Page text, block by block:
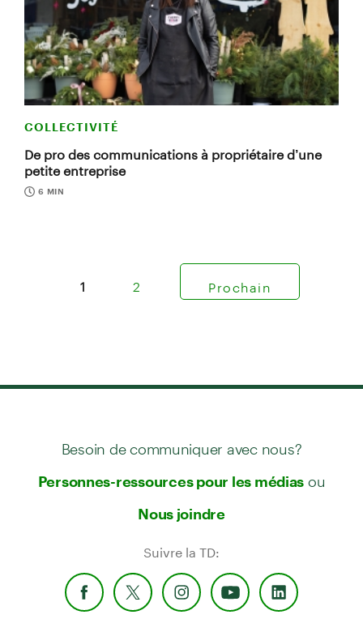
COLLECTIVITÉ
De pro des communications à propriétaire d’une
petite entreprise
6 MIN
1 2 Prochain
Besoin de communiquer avec nous?
Personnes-ressources pour les médias ou
Nous joindre
Suivre la TD: